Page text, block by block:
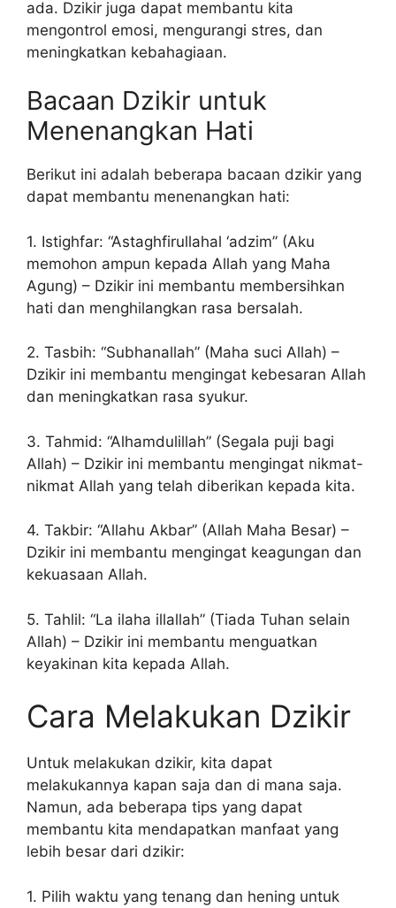
ada. Dzikir juga dapat membantu kita
mengontrol emosi, mengurangi stres, dan
meningkatkan kebahagiaan.
Bacaan Dzikir untuk
Menenangkan Hati
Berikut ini adalah beberapa bacaan dzikir yang
dapat membantu menenangkan hati:
1. Istighfar: “Astaghfirullahal ‘adzim” (Aku
memohon ampun kepada Allah yang Maha
Agung) – Dzikir ini membantu membersihkan
hati dan menghilangkan rasa bersalah.
2. Tasbih: “Subhanallah” (Maha suci Allah) –
Dzikir ini membantu mengingat kebesaran Allah
dan meningkatkan rasa syukur.
3. Tahmid: “Alhamdulillah” (Segala puji bagi
Allah) – Dzikir ini membantu mengingat nikmat-
nikmat Allah yang telah diberikan kepada kita.
4. Takbir: “Allahu Akbar” (Allah Maha Besar) –
Dzikir ini membantu mengingat keagungan dan
kekuasaan Allah.
5. Tahlil: “La ilaha illallah” (Tiada Tuhan selain
Allah) – Dzikir ini membantu menguatkan
keyakinan kita kepada Allah.
Cara Melakukan Dzikir
Untuk melakukan dzikir, kita dapat
melakukannya kapan saja dan di mana saja.
Namun, ada beberapa tips yang dapat
membantu kita mendapatkan manfaat yang
lebih besar dari dzikir:
1. Pilih waktu yang tenang dan hening untuk